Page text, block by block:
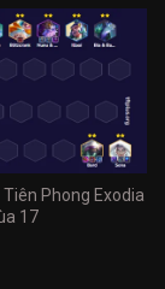
Phong Exodia
17